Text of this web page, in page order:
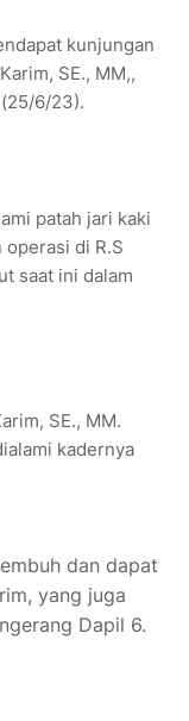
kunjungan
SE., MM,,
6/23).
patah jari kaki
operasi di R.S
saat ini dalam
SE., MM.
kadernya
dan dapat
yang juga
Dapil 6.